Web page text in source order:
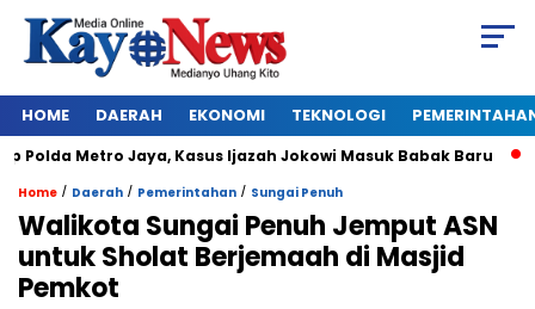
HOME DAERAH EKONOMI TEKNOLOGI
Metro Jaya, Kasus Ijazah Jokowi Masuk Babak Baru
Home / Daerah / Pemerintahan / Sungai Penuh
Walikota Sungai Penuh Jemput ASN
untuk Sholat Berjemaah di Masjid
Pemkot